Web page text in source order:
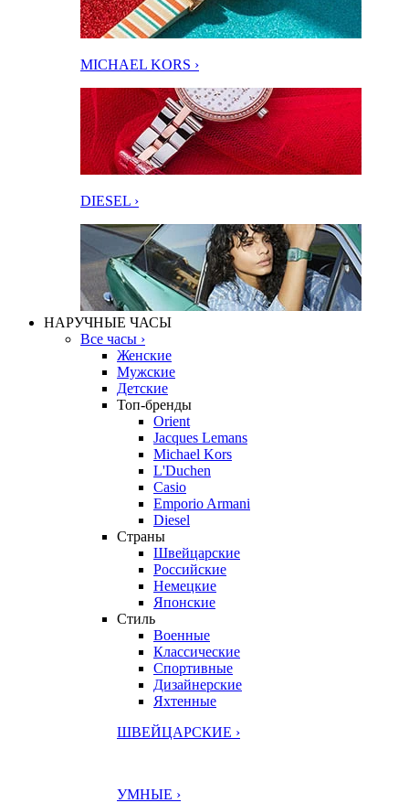
MICHAEL KORS ›
DIESEL ›
НАРУЧНЫЕ ЧАСЫ
Все часы ›
Женские
Мужские
Детские
Топ-бренды
Orient
Jacques Lemans
Michael Kors
L'Duchen
Casio
Emporio Armani
Diesel
Страны
Швейцарские
Российские
Немецкие
Японские
Стиль
Военные
Классические
Спортивные
Дизайнерские
Яхтенные
ШВЕЙЦАРСКИЕ ›
УМНЫЕ ›